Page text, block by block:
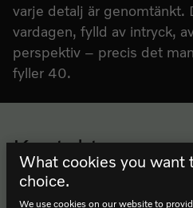
What cookies you want
choice.
We use cookies on our website to
varje detalj är genomtänkt.
vardagen, fylld av intryck,
perspektiv – precis det
fyller 40.
Sidfot
Kontakt
World of Volvo AB
Lyckholms Torg 1, 412 63